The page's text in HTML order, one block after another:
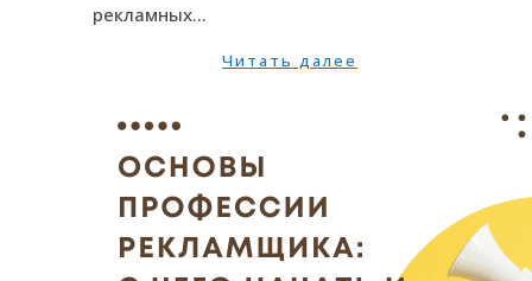
рекламных…
Читать далее